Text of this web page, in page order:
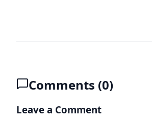
Comments (0)
Leave a Comment